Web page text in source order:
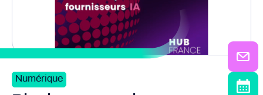
Numérique